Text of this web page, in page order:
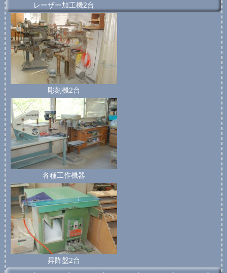
レーザー加工機2台
彫刻機2台
各種工作機器
昇降盤2台